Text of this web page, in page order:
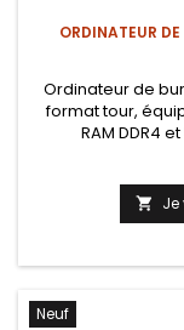
ORDINATEUR
Ordinateur de
format tour,
RAM DDR4
environnements

Neuf